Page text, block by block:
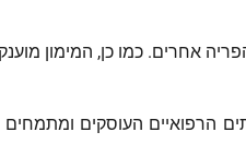
אחרים. כמו כן, המימון
הרפואיים העוסקים